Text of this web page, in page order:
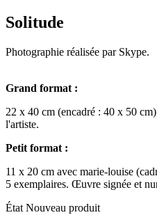
Solitude
Photographie réalisée par Skype.
Grand format :
22 x 40 cm (encadré : 40 x 50
l'artiste.
Petit format :
11 x 20 cm avec marie-louise
5 exemplaires. Œuvre signée et
État Nouveau produit